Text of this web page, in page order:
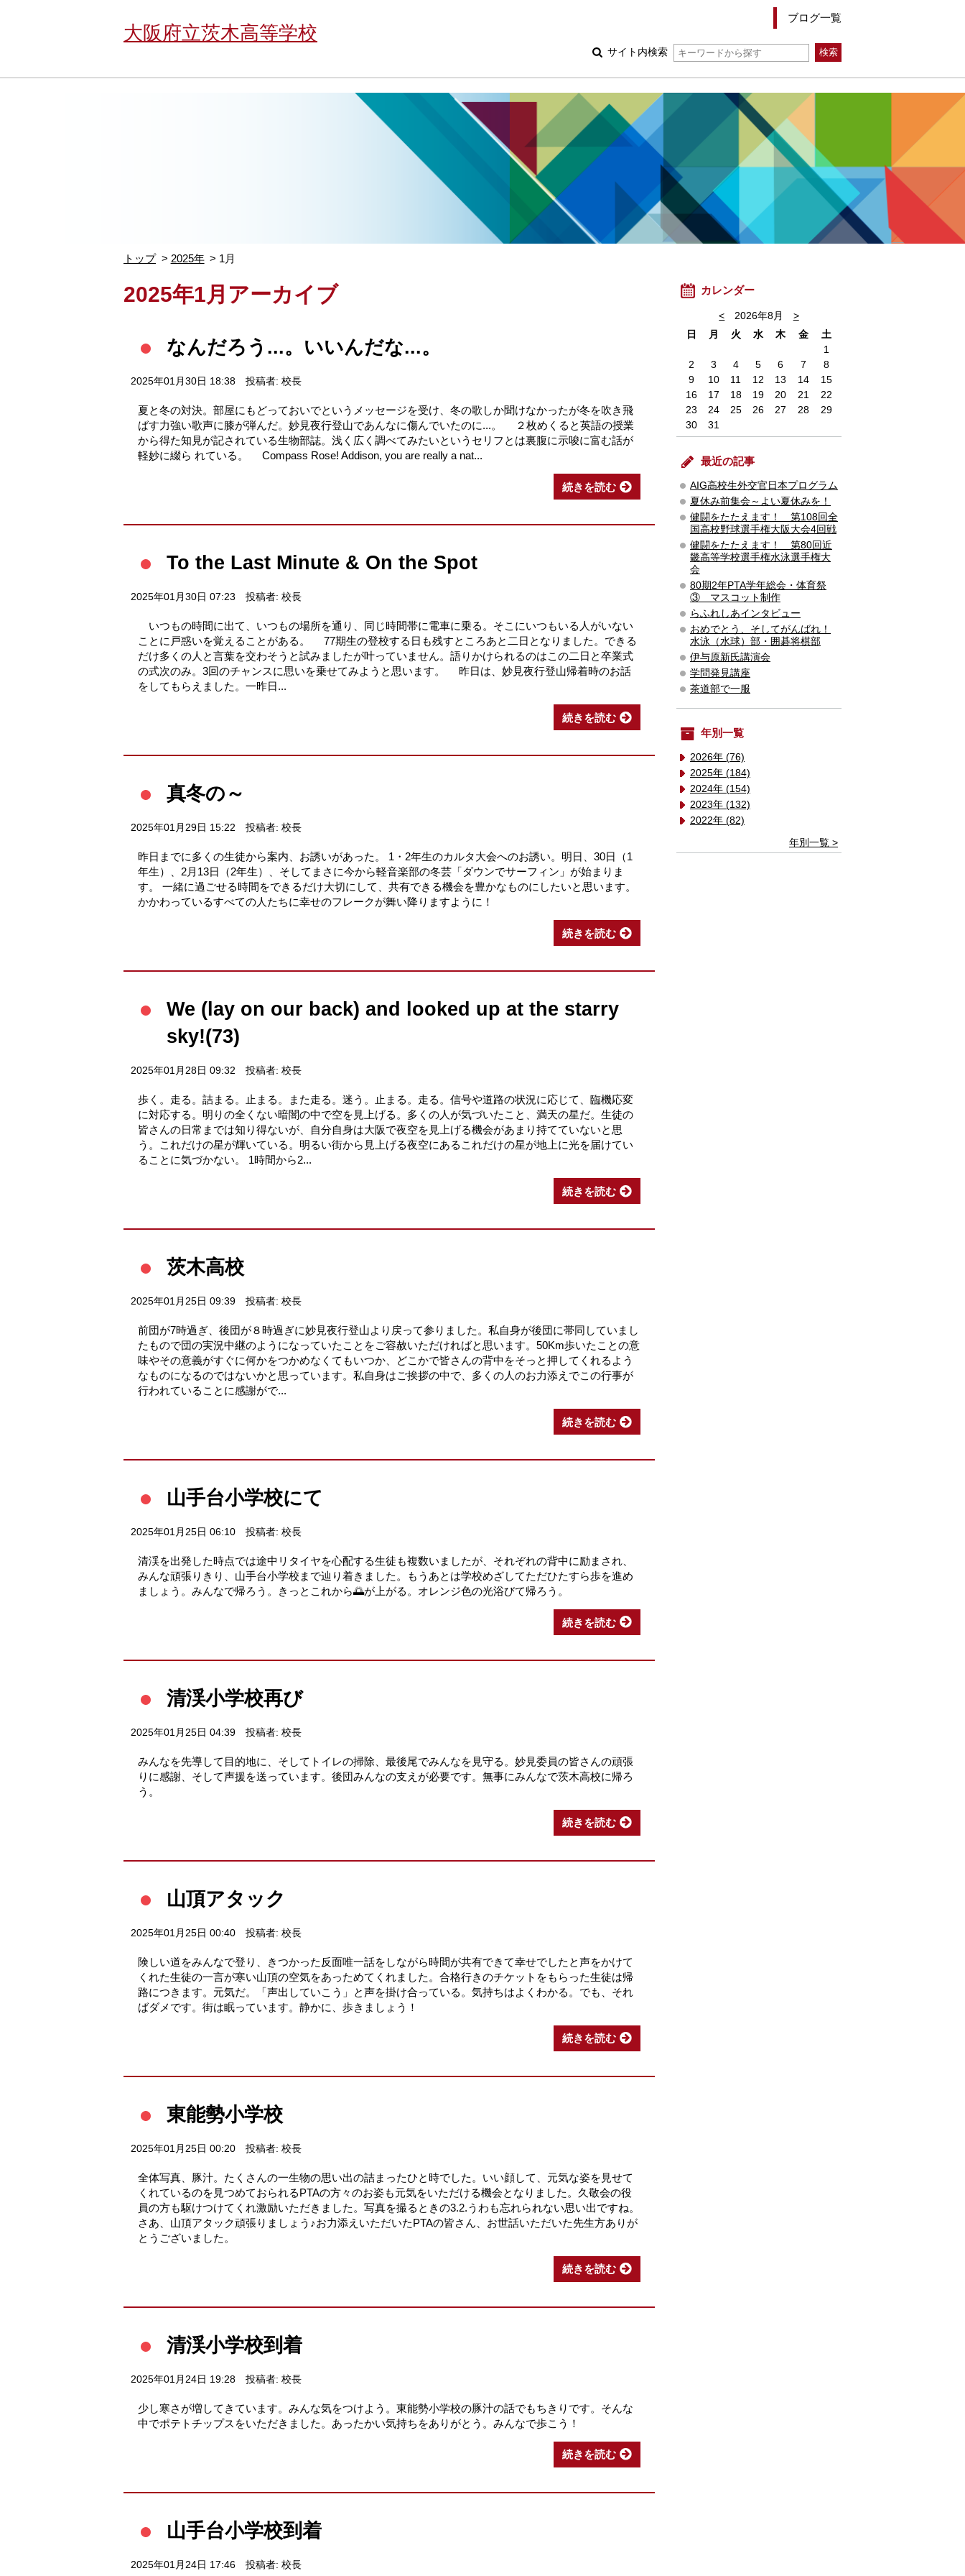
大阪府立茨木高等学校
ブログ一覧
サイト内検索
トップ 2025年 1月
2025年1月アーカイブ
なんだろう...。いいんだな...。
2025年01月30日 18:38 投稿者: 校長
夏と冬の対決。部屋にもどっておいでというメッセージを受け、冬の歌しか聞けなかったが冬を吹き飛
ばす力強い歌声に膝が弾んだ。妙見夜行登山であんなに傷んでいたのに...。 ２枚めくると英語の授業
から得た知見が記されている生物部誌。浅く広く調べてみたいというセリフとは裏腹に示唆に富む話が
軽妙に綴ら れている。 Compass Rose! Addison, you are really a nat...
続きを読む
To the Last Minute & On the Spot
2025年01月30日 07:23 投稿者: 校長
いつもの時間に出て、いつもの場所を通り、同じ時間帯に電車に乗る。そこにいつもいる人がいない
ことに戸惑いを覚えることがある。 77期生の登校する日も残すところあと二日となりました。できる
だけ多くの人と言葉を交わそうと試みましたが叶っていません。語りかけられるのはこの二日と卒業式
の式次のみ。3回のチャンスに思いを乗せてみようと思います。 昨日は、妙見夜行登山帰着時のお話
をしてもらえました。一昨日...
続きを読む
真冬の～
2025年01月29日 15:22 投稿者: 校長
昨日までに多くの生徒から案内、お誘いがあった。 1・2年生のカルタ大会へのお誘い。明日、30日（1
年生）、2月13日（2年生）、そしてまさに今から軽音楽部の冬芸「ダウンでサーフィン」が始まりま
す。 一緒に過ごせる時間をできるだけ大切にして、共有できる機会を豊かなものにしたいと思います。
かかわっているすべての人たちに幸せのフレークが舞い降りますように！
続きを読む
We (lay on our back) and looked up at the starry
sky!(73)
2025年01月28日 09:32 投稿者: 校長
歩く。走る。詰まる。止まる。また走る。迷う。止まる。走る。信号や道路の状況に応じて、臨機応変
に対応する。明りの全くない暗闇の中で空を見上げる。多くの人が気づいたこと、満天の星だ。生徒の
皆さんの日常までは知り得ないが、自分自身は大阪で夜空を見上げる機会があまり持てていないと思
う。これだけの星が輝いている。明るい街から見上げる夜空にあるこれだけの星が地上に光を届けてい
ることに気づかない。 1時間から2...
続きを読む
茨木高校
2025年01月25日 09:39 投稿者: 校長
前団が7時過ぎ、後団が８時過ぎに妙見夜行登山より戻って参りました。私自身が後団に帯同していまし
たもので団の実況中継のようになっていたことをご容赦いただければと思います。50Km歩いたことの意
味やその意義がすぐに何かをつかめなくてもいつか、どこかで皆さんの背中をそっと押してくれるよう
なものになるのではないかと思っています。私自身はご挨拶の中で、多くの人のお力添えでこの行事が
行われていることに感謝がで...
続きを読む
山手台小学校にて
2025年01月25日 06:10 投稿者: 校長
清渓を出発した時点では途中リタイヤを心配する生徒も複数いましたが、それぞれの背中に励まされ、
みんな頑張りきり、山手台小学校まで辿り着きました。もうあとは学校めざしてただひたすら歩を進め
ましょう。みんなで帰ろう。きっとこれから🌅が上がる。オレンジ色の光浴びて帰ろう。
続きを読む
清渓小学校再び
2025年01月25日 04:39 投稿者: 校長
みんなを先導して目的地に、そしてトイレの掃除、最後尾でみんなを見守る。妙見委員の皆さんの頑張
りに感謝、そして声援を送っています。後団みんなの支えが必要です。無事にみんなで茨木高校に帰ろ
う。
続きを読む
山頂アタック
2025年01月25日 00:40 投稿者: 校長
険しい道をみんなで登り、きつかった反面唯一話をしながら時間が共有できて幸せでしたと声をかけて
くれた生徒の一言が寒い山頂の空気をあっためてくれました。合格行きのチケットをもらった生徒は帰
路につきます。元気だ。「声出していこう」と声を掛け合っている。気持ちはよくわかる。でも、それ
ばダメです。街は眠っています。静かに、歩きましょう！
続きを読む
東能勢小学校
2025年01月25日 00:20 投稿者: 校長
全体写真、豚汁。たくさんの一生物の思い出の詰まったひと時でした。いい顔して、元気な姿を見せて
くれているのを見つめておられるPTAの方々のお姿も元気をいただける機会となりました。久敬会の役
員の方も駆けつけてくれ激励いただきました。写真を撮るときの3.2.うわも忘れられない思い出ですね。
さあ、山頂アタック頑張りましょう♪お力添えいただいたPTAの皆さん、お世話いただいた先生方ありが
とうございました。
続きを読む
清渓小学校到着
2025年01月24日 19:28 投稿者: 校長
少し寒さが増してきています。みんな気をつけよう。東能勢小学校の豚汁の話でもちきりです。そんな
中でポテトチップスをいただきました。あったかい気持ちをありがとう。みんなで歩こう！
続きを読む
山手台小学校到着
2025年01月24日 17:46 投稿者: 校長
カレンダー
< 2026年8月
>
日
月 火 水 木 金
土
1
2
3 4 5 6 7
8
9
10 11 12 13 14
15
16
17 18 19 20 21
22
23
24 25 26 27 28
29
30
31
最近の記事
AIG高校生外交官日本プログラム
夏休み前集会～よい夏休みを！
健闘をたたえます！ 第108回全
国高校野球選手権大阪大会4回戦
健闘をたたえます！ 第80回近
畿高等学校選手権水泳選手権大
会
80期2年PTA学年総会・体育祭
③ マスコット制作
らふれしあインタビュー
おめでとう、そしてがんばれ！
水泳（水球）部・囲碁将棋部
伊与原新氏講演会
学問発見講座
茶道部で一服
年別一覧
2026年 (76)
2025年 (184)
2024年 (154)
2023年 (132)
2022年 (82)
年別一覧 >